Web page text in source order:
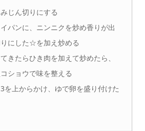
じん切りにする
パンに、ニンニクを炒め香りが出
にした☆を加え炒める
きたらひき肉を加えて炒めたら、
ショウで味を整える
を上からかけ、ゆで卵を盛り付けた